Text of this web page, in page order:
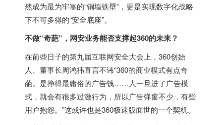
然成为最为牢靠的“铜墙铁壁”，更是实现数字化战略
下不可多得的“安全底座”。
不做“奇葩”，网安业务能否支撑起360的未来？
在前些日子的第九届互联网安全大会上，360创始
人、董事长周鸿祎直言不讳“360的商业模式有点奇
葩。是挣得最庸俗的广告钱……人一旦进了广告模
式，就会有很多过激行为，所以广告弹窗不少，有些
用户抱怨。”这或许也是360极速版面世的一个契机。